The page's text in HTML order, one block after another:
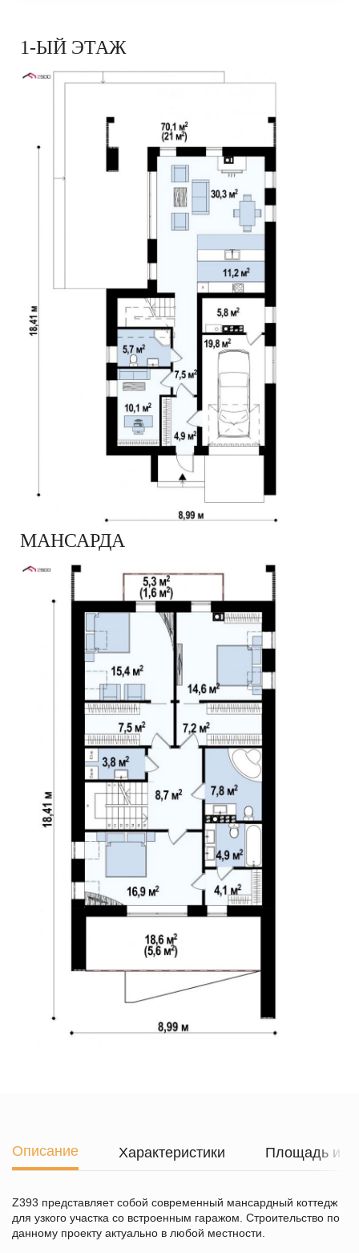
1-ЫЙ ЭТАЖ
МАНСАРДА
Описание Характеристики Площадь и
Z393 представляет собой современный мансардный коттедж
для узкого участка со встроенным гаражом. Строительство по
данному проекту актуально в любой местности.